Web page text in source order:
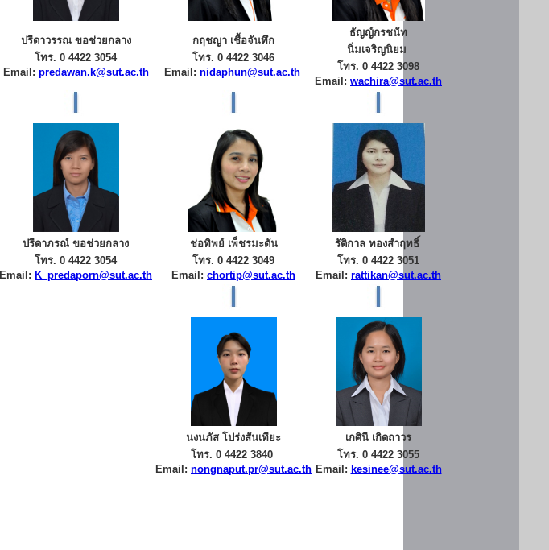
ปรีดาวรรณ ขอช่วยกลาง
โทร. 0 4422 3054
Email: predawan.k@sut.ac.th
กฤชญา เชื้อจันทึก
โทร. 0 4422 3046
Email: nidaphun@sut.ac.th
ธัญญ์กรชนัท
นิ่มเจริญนิยม
โทร. 0 4422 3098
Email: wachira@sut.ac.th
ปรีดาภรณ์ ขอช่วยกลาง
โทร. 0 4422 3054
Email: K_predaporn@sut.ac.th
ช่อทิพย์ เพ็ชรมะดัน
โทร. 0 4422 3049
Email: chortip@sut.ac.th
รัติกาล ทองสำฤทธิ์
โทร. 0 4422 3051
Email: rattikan@sut.ac.th
นงนภัส โปร่งสันเทียะ
โทร. 0 4422 3840
Email: nongnaput.pr@sut.ac.th
เกศินี เกิดถาวร
โทร. 0 4422 3055
Email: kesinee@sut.ac.th